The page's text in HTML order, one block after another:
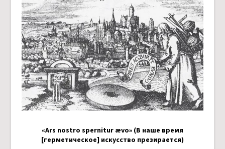
«Ars nostro spernitur ævo» (В наше время
[герметическое] искусство презирается)